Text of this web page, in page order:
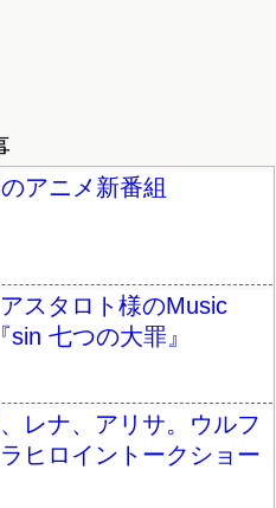
アニメ新番組
スタロト様のMusic
七つの大罪』
レナ、アリサ。ウルフ
ヒロイントークショー